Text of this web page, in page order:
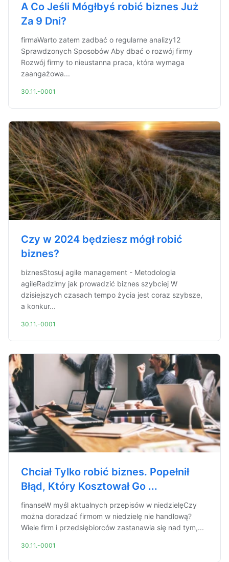
A Co Jeśli Mógłbyś robić biznes Już
Za 9 Dni?
firmaWarto zatem zadbać o regularne analizy12
Sprawdzonych Sposobów Aby dbać o rozwój firmy
Rozwój firmy to nieustanna praca, która wymaga
zaangażowa...
30.11.-0001
Czy w 2024 będziesz mógł robić
biznes?
biznesStosuj agile management - Metodologia
agileRadzimy jak prowadzić biznes szybciej W
dzisiejszych czasach tempo życia jest coraz szybsze,
a konkur...
30.11.-0001
Chciał Tylko robić biznes. Popełnił
Błąd, Który Kosztował Go ...
finanseW myśl aktualnych przepisów w niedzielęCzy
można doradzać firmom w niedzielę nie handlową?
Wiele firm i przedsiębiorców zastanawia się nad tym,...
30.11.-0001